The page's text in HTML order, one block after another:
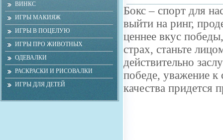
ВИНКС
ИГРЫ МАКИЯЖ
ИГРЫ В ПОЦЕЛУЮ
ИГРЫ ПРО ЖИВОТНЫХ
ОДЕВАЛКИ
РАСКРАСКИ И РИСОВАЛКИ
ИГРЫ ДЛЯ ДЕТЕЙ
Бокс – спорт для
выйти на ринг,
ценнее вкус
страх, станьте
действительно
победе, уважение к
качества придется